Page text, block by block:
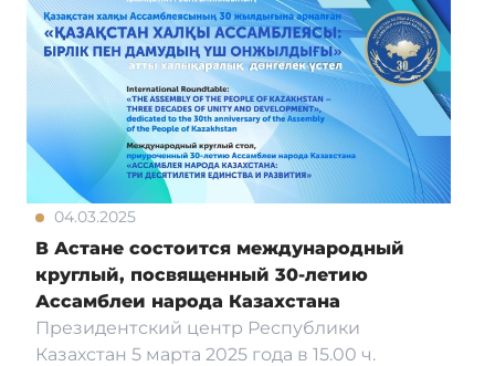
04.03.2025
В Астане состоится международный
круглый, посвященный 30-летию
Ассамблеи народа Казахстана
Президентский центр Республики
Казахстан 5 марта 2025 года в 15.00 ч.